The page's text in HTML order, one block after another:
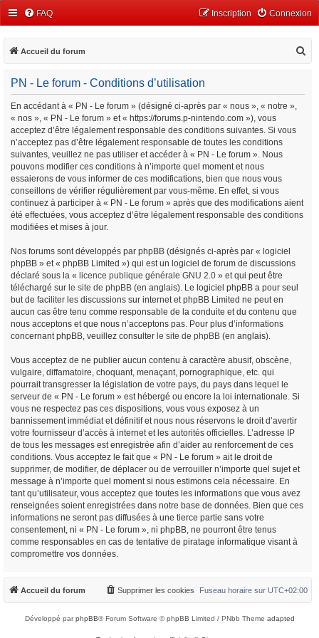
FAQ Connexion
Inscription
Accueil du forum
PN - Le forum - Conditions d’utilisation
En accédant à « PN - Le forum » (désigné ci-après par « nous », « notre »,
« nos », « PN - Le forum » et « https://forums.p-nintendo.com »), vous
acceptez d’être légalement responsable des conditions suivantes. Si vous
n’acceptez pas d’être légalement responsable de toutes les conditions
suivantes, veuillez ne pas utiliser et accéder à « PN - Le forum ». Nous
pouvons modifier ces conditions à n’importe quel moment et nous
essaierons de vous informer de ces modifications, bien que nous vous
conseillons de vérifier régulièrement par vous-même. En effet, si vous
continuez à participer à « PN - Le forum » après que des modifications aient
été effectuées, vous acceptez d’être légalement responsable des conditions
modifiées et mises à jour.
Nos forums sont développés par phpBB (désignés ci-après par « logiciel
phpBB » et « phpBB Limited ») qui est un logiciel de forum de discussions
déclaré sous la « licence publique générale GNU 2.0 » et qui peut être
téléchargé sur le site de phpBB (en anglais). Le logiciel phpBB a pour seul
but de faciliter les discussions sur internet et phpBB Limited ne peut en
aucun cas être tenu comme responsable de la conduite et du contenu que
nous acceptons et que nous n’acceptons pas. Pour plus d’informations
concernant phpBB, veuillez consulter le site de phpBB (en anglais).
Vous acceptez de ne publier aucun contenu à caractère abusif, obscène,
vulgaire, diffamatoire, choquant, menaçant, pornographique, etc. qui
pourrait transgresser la législation de votre pays, du pays dans lequel le
serveur de « PN - Le forum » est hébergé ou encore la loi internationale. Si
vous ne respectez pas ces dispositions, vous vous exposez à un
bannissement immédiat et définitif et nous nous réservons le droit d’avertir
votre fournisseur d’accès à internet et les autorités officielles. L’adresse IP
de tous les messages est enregistrée afin d’aider au renforcement de ces
conditions. Vous acceptez le fait que « PN - Le forum » ait le droit de
supprimer, de modifier, de déplacer ou de verrouiller n’importe quel sujet et
message à n’importe quel moment si nous estimons cela nécessaire. En
tant qu’utilisateur, vous acceptez que toutes les informations que vous avez
renseignées soient enregistrées dans notre base de données. Bien que ces
informations ne seront pas diffusées à une tierce partie sans votre
consentement, ni « PN - Le forum », ni phpBB, ne pourront être tenus
comme responsables en cas de tentative de piratage informatique visant à
compromettre vos données.
Accueil du forum Fuseau horaire sur UTC+02:00
Supprimer les cookies
Développé parphpBB® Forum Software © phpBB Limited / PNbb Theme adapted